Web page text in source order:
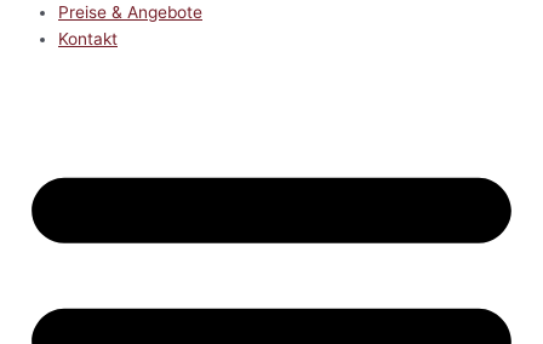
Preise & Angebote
Kontakt